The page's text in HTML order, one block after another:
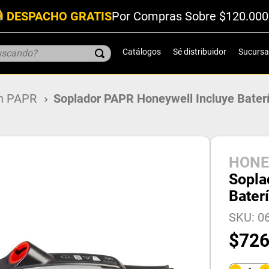
DESPACHO GRATISPor Compras Sobre
Catálogos Sé distribuidor
PAPR Soplador PAPR Honeywell Incluye
SKU:
$726